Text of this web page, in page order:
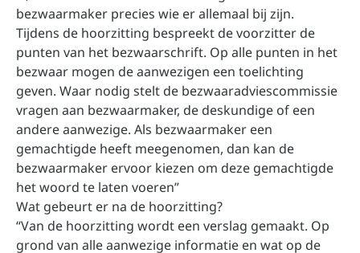
bezwaarmaker precies wie er allemaal bij zijn.
Tijdens de hoorzitting bespreekt de voorzitter de
punten van het bezwaarschrift. Op alle punten in het
bezwaar mogen de aanwezigen een toelichting
geven. Waar nodig stelt de bezwaaradviescommissie
vragen aan bezwaarmaker, de deskundige of een
andere aanwezige. Als bezwaarmaker een
gemachtigde heeft meegenomen, dan kan de
bezwaarmaker ervoor kiezen om deze gemachtigde
het woord te laten voeren”
Wat gebeurt er na de hoorzitting?
“Van de hoorzitting wordt een verslag gemaakt. Op
grond van alle aanwezige informatie en wat op de